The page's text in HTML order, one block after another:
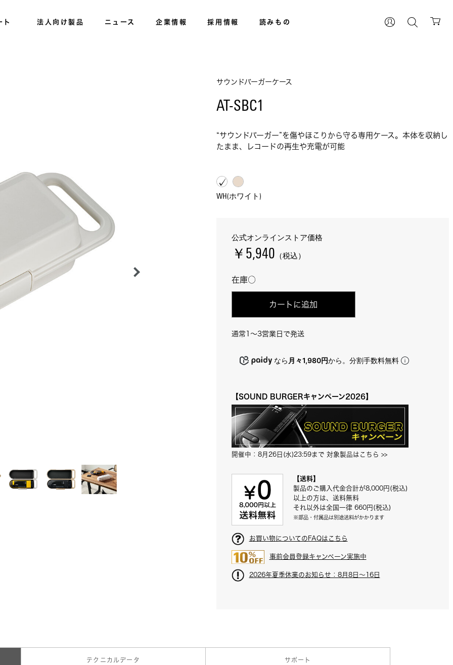
ト 法人向け製品 ニュース 企業情報 採用情報 読みもの
収納例：別売 AT-SB727
サウンドバーガーケース
AT-SBC1
“サウンドバーガー”を傷やほこりから守る専用ケース。本体を収納し
たまま、レコードの再生や充電が可能
WH(ホワイト)
公式オンラインストア価格
￥5,940 （税込）
在庫○
カートに追加
通常1～3営業日で発送
なら 月々1,980円から。分割手数料無料
【SOUND BURGERキャンペーン2026】
開催中：8月26日(水)23:59まで 対象製品はこちら >>
【送料】
製品のご購入代金合計が8,000円(税込)
以上の方は、送料無料
それ以外は全国一律 660円(税込)
※部品・付属品は別途送料がかかります
お買い物についてのFAQはこちら
事前会員登録キャンペーン実施中
2026年夏季休業のお知らせ：8月8日～16日
テクニカルデータ サポート